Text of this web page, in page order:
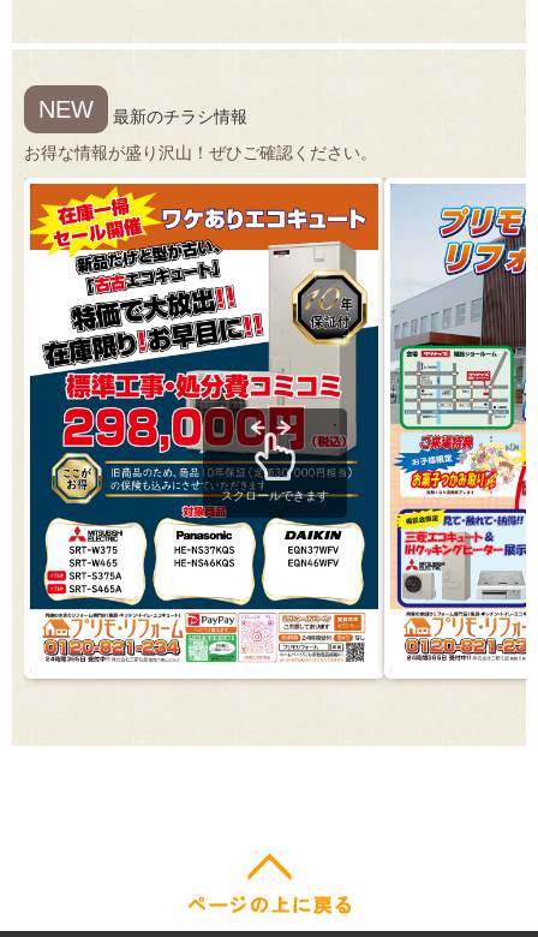
NEW
最新のチラシ情報
お得な情報が盛り沢山！ぜひご確認ください。
スクロールできます